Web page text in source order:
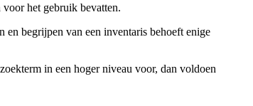
het gebruik bevatten.
begrijpen van een inventaris behoeft enige
in een hoger niveau voor, dan voldoen